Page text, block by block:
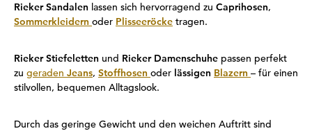
Rieker Sandalen lassen sich hervorragend zu Caprihosen,
Sommerkleidern oder Plisseeröcke tragen.
Rieker Stiefeletten und Rieker Damenschuhe passen perfekt
zu geraden Jeans, Stoffhosen oder lässigen Blazern – für einen
stilvollen, bequemen Alltagslook.
Durch das geringe Gewicht und den weichen Auftritt sind